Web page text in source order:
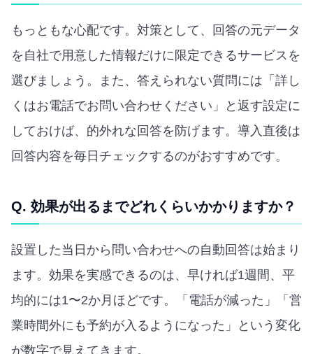
もっともな心配です。対策として、回答の元データ
を自社で用意した情報だけに限定できるサービスを
選びましょう。また、答えられない質問には「詳し
くはお電話でお問い合わせください」と返す設定に
しておけば、的外れな回答を防げます。導入直後は
回答内容を毎日チェックするのがおすすめです。
Q. 効果が出るまでどれくらいかかりますか？
設置した当日から問い合わせへの自動回答は始まり
ます。効果を実感できるのは、早ければ1週間、平
均的には1〜2か月ほどです。「電話が減った」「営
業時間外にも予約が入るようになった」という変化
が数字で見えてきます。